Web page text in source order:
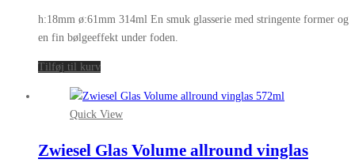
h:18mm ø:61mm 314ml En smuk glasserie med stringente former og
en fin bølgeeffekt under foden.
Tilføj til kurv
Quick View
Zwiesel Glas Volume allround vinglas